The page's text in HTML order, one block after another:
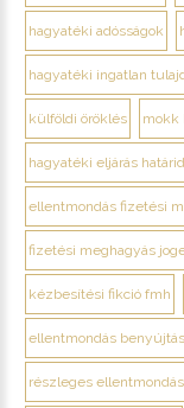
hagyatéki adósságok
hagyatéki ingatlan
külföldi öröklés mokk
hagyatéki eljárás
ellentmondás fizetési
fizetési meghagyás
kézbesítési fikció fmh
ellentmondás
részleges ellentmondás